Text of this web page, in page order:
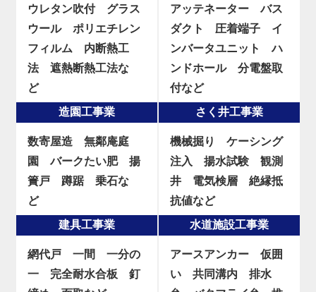
ウレタン吹付
グラス
ウール
ポリエチレン
フィルム
内断熱工
法
遮熱断熱工法な
ど
アッテネーター
バス
ダクト
圧着端子
イ
ンバータユニット
ハ
ンドホール
分電盤取
付など
造園工事業
数寄屋造
無鄰庵庭
園
バークたい肥
揚
簀戸
蹲踞
乗石な
ど
さく井工事業
機械掘り
ケーシング
注入
揚水試験
観測
井
電気検層
絶縁抵
抗値など
建具工事業
網代戸 一間
一分の
一
完全耐水合板
釘
水道施設工事業
アースアンカー
仮囲
い
共同溝内
排水